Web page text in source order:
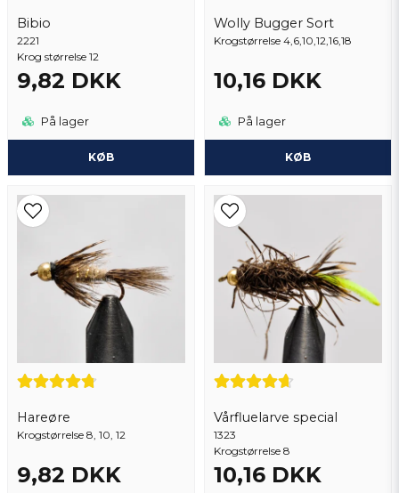
Bibio
2221
Krog størrelse 12
9,82 DKK
På lager
KØB
Wolly Bugger Sort
Krogstørrelse 4,6,10,12,16,18
10,16 DKK
På lager
KØB
Hareøre
Krogstørrelse 8, 10, 12
9,82 DKK
Vårfluelarve special
1323
Krogstørrelse 8
10,16 DKK
Send spørgsmål